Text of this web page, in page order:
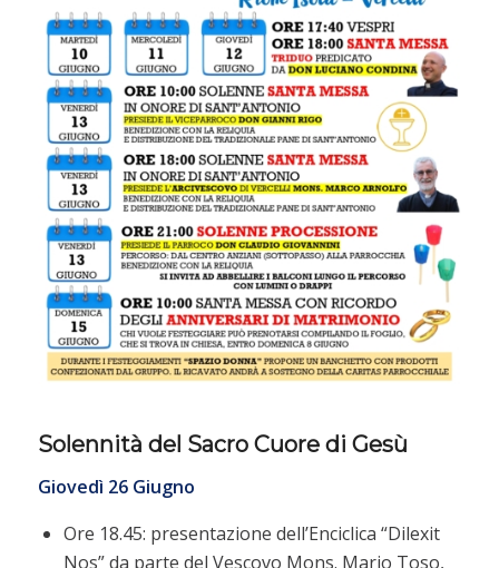
Solennità del Sacro Cuore di Gesù
Giovedì 26 Giugno
Ore 18.45: presentazione dell’Enciclica “Dilexit
Nos” da parte del Vescovo Mons. Mario Toso,